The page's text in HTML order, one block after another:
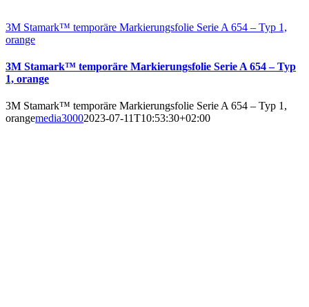
3M Stamark™ temporäre Markierungsfolie Serie A 654 – Typ 1,
orange
3M Stamark™ temporäre Markierungsfolie Serie A 654 – Typ
1, orange
3M Stamark™ temporäre Markierungsfolie Serie A 654 – Typ 1,
orangemedia30002023-07-11T10:53:30+02:00